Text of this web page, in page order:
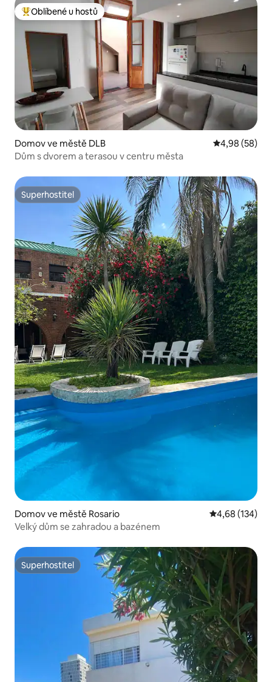
Nejlepší v kategorii Oblíbené u hostů
Oblíbené u hostů
Domov ve městě DLB Průměrné
4,98 (58)
Dům s dvorem a terasou v centru města
Superhostitel
Superhostitel
Domov ve městě Rosario Průměrné
4,68 (134)
Velký dům se zahradou a bazénem
Superhostitel
Superhostitel